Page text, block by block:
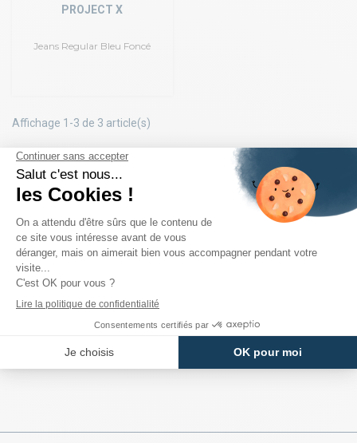
Jeans Regular Bleu Foncé
PROJECT X
Affichage 1-3 de 3 article(s)
Jeans pour homme Project
Choisissez parmi une large sélection de jeans
avec un T-shirt basique ou une chemise. Très faciles à porter en toute
occasion, il y en a pour tous les goûts et tous les budgets. Profitez-en !